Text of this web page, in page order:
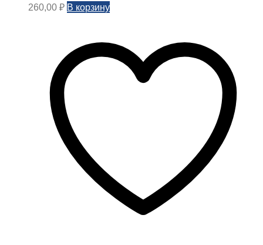
260,00 ₽ В корзину